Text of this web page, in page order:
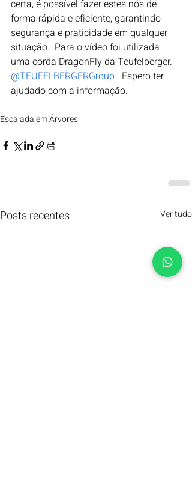
certa, é possível fazer estes nós de
forma rápida e eficiente, garantindo
segurança e praticidade em qualquer
situação.  Para o vídeo foi utilizada
uma corda DragonFly da Teufelberger.
@TEUFELBERGERGroup
   Espero ter
ajudado com a informação.
Escalada em Árvores
Posts recentes Ver tudo